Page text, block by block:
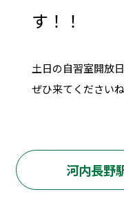
す！！
土日の自習室開放
ぜひ来てください
河内長野